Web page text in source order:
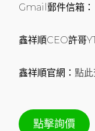
Gmail郵件信箱
鑫祥順CEO許哥
鑫祥順官網：點
點擊詢價